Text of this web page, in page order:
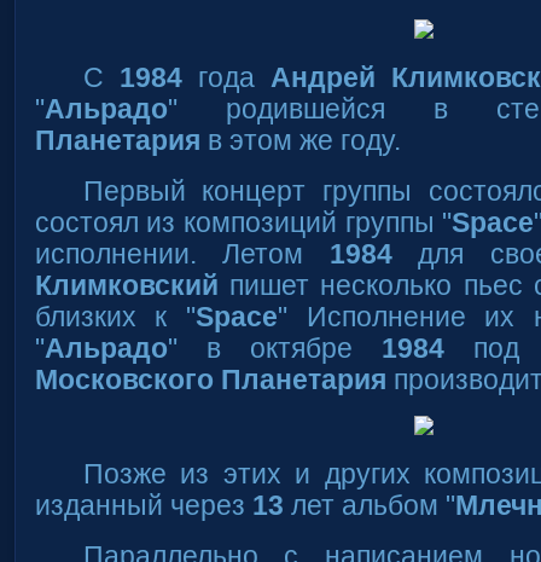
С 1984годаАндрей
"Альрадо" родившейся в
Планетария в этом же году.
Первый концерт группы
состоял из композиций группы "Space
исполнении. Летом 1984для
Климковский пишет несколько пьес
близких к "Space" Исполнение их
"Альрадо" в октябре 1984под
Московского Планетария
Позже из этих и других
изданный через 13 лет альбом "